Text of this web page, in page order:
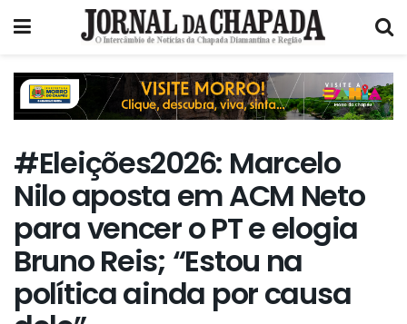
#Eleições2026: Marcelo
Nilo aposta em ACM Neto
para vencer o PT e elogia
Bruno Reis; “Estou na
política ainda por causa